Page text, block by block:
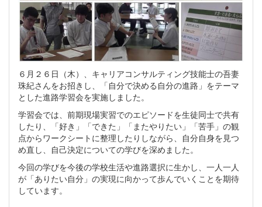
６月２６日（木）、キャリアコンサルティング技能士の吾妻
珠紀さんをお招きし、「自分で決める自分の進路」をテーマ
とした進路学習会を実施しました。
学習会では、前期現場実習でのエピソードを生徒同士で共有
したり、「好き」「できた」「またやりたい」「苦手」の観
点からワークシートに整理したりしながら、自分自身を見つ
め直し、自己決定についての学びを深めました。
今回の学びを今後の学校生活や進路選択に生かし、一人一人
が「ありたい自分」の実現に向かって歩んでいくことを期待
しています。